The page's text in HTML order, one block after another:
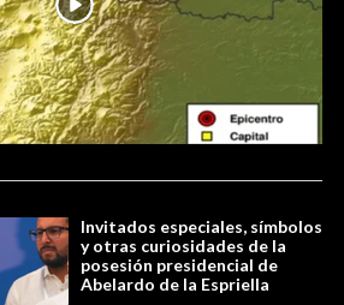
Invitados especiales, símbolos
y otras curiosidades de la
posesión presidencial de
Abelardo de la Espriella